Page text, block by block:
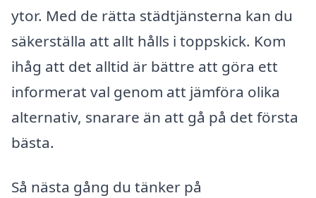
ytor. Med de rätta städtjänsterna kan du
säkerställa att allt hålls i toppskick. Kom
ihåg att det alltid är bättre att göra ett
informerat val genom att jämföra olika
alternativ, snarare än att gå på det första
bästa.
Så nästa gång du tänker på